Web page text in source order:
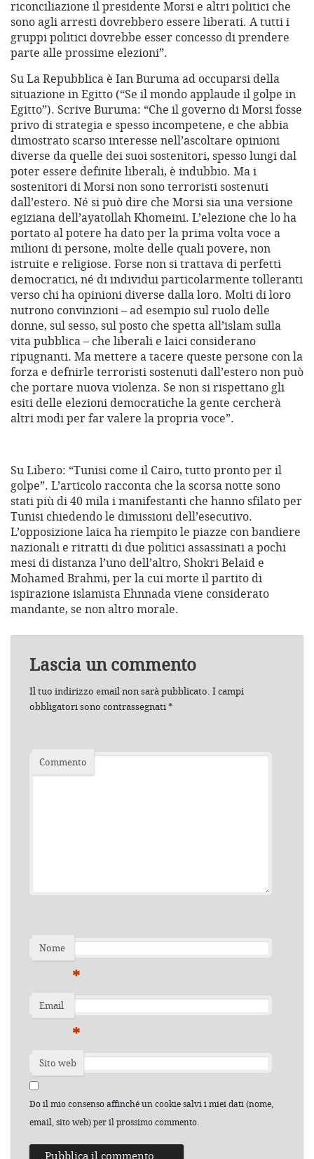
riconciliazione il presidente Morsi e altri politici che
sono agli arresti dovrebbero essere liberati. A tutti i
gruppi politici dovrebbe esser concesso di prendere
parte alle prossime elezioni”.
Su La Repubblica è Ian Buruma ad occuparsi della
situazione in Egitto (“Se il mondo applaude il golpe in
Egitto”). Scrive Buruma: “Che il governo di Morsi fosse
privo di strategia e spesso incompetene, e che abbia
dimostrato scarso interesse nell’ascoltare opinioni
diverse da quelle dei suoi sostenitori, spesso lungi dal
poter essere definite liberali, è indubbio. Ma i
sostenitori di Morsi non sono terroristi sostenuti
dall’estero. Né si può dire che Morsi sia una versione
egiziana dell’ayatollah Khomeini. L’elezione che lo ha
portato al potere ha dato per la prima volta voce a
milioni di persone, molte delle quali povere, non
istruite e religiose. Forse non si trattava di perfetti
democratici, né di individui particolarmente tolleranti
verso chi ha opinioni diverse dalla loro. Molti di loro
nutrono convinzioni – ad esempio sul ruolo delle
donne, sul sesso, sul posto che spetta all’islam sulla
vita pubblica – che liberali e laici considerano
ripugnanti. Ma mettere a tacere queste persone con la
forza e defnirle terroristi sostenuti dall’estero non può
che portare nuova violenza. Se non si rispettano gli
esiti delle elezioni democratiche la gente cercherà
altri modi per far valere la propria voce”.
Su Libero: “Tunisi come il Cairo, tutto pronto per il
golpe”. L’articolo racconta che la scorsa notte sono
stati più di 40 mila i manifestanti che hanno sfilato per
Tunisi chiedendo le dimissioni dell’esecutivo.
L’opposizione laica ha riempito le piazze con bandiere
nazionali e ritratti di due politici assassinati a pochi
mesi di distanza l’uno dell’altro, Shokri Belaid e
Mohamed Brahmi, per la cui morte il partito di
ispirazione islamista Ehnnada viene considerato
mandante, se non altro morale.
Lascia un commento
Il tuo indirizzo email non sarà pubblicato. I campi
obbligatori sono contrassegnati*
Commento
Nome
*
Email
*
Sito web
Do il mio consenso affinché un cookie salvi i miei dati (nome,
email, sito web) per il prossimo commento.